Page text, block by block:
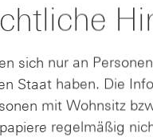
sich nur an
Staat haben. Die
mit Wohnsitz
regelmäßig